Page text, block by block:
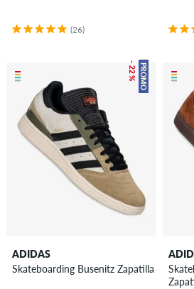
(26)
PROMO
– 22 %
ADIDAS
Skateboarding Busenitz Zapatilla